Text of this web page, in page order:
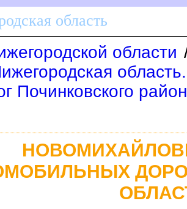
область
области
Починковского